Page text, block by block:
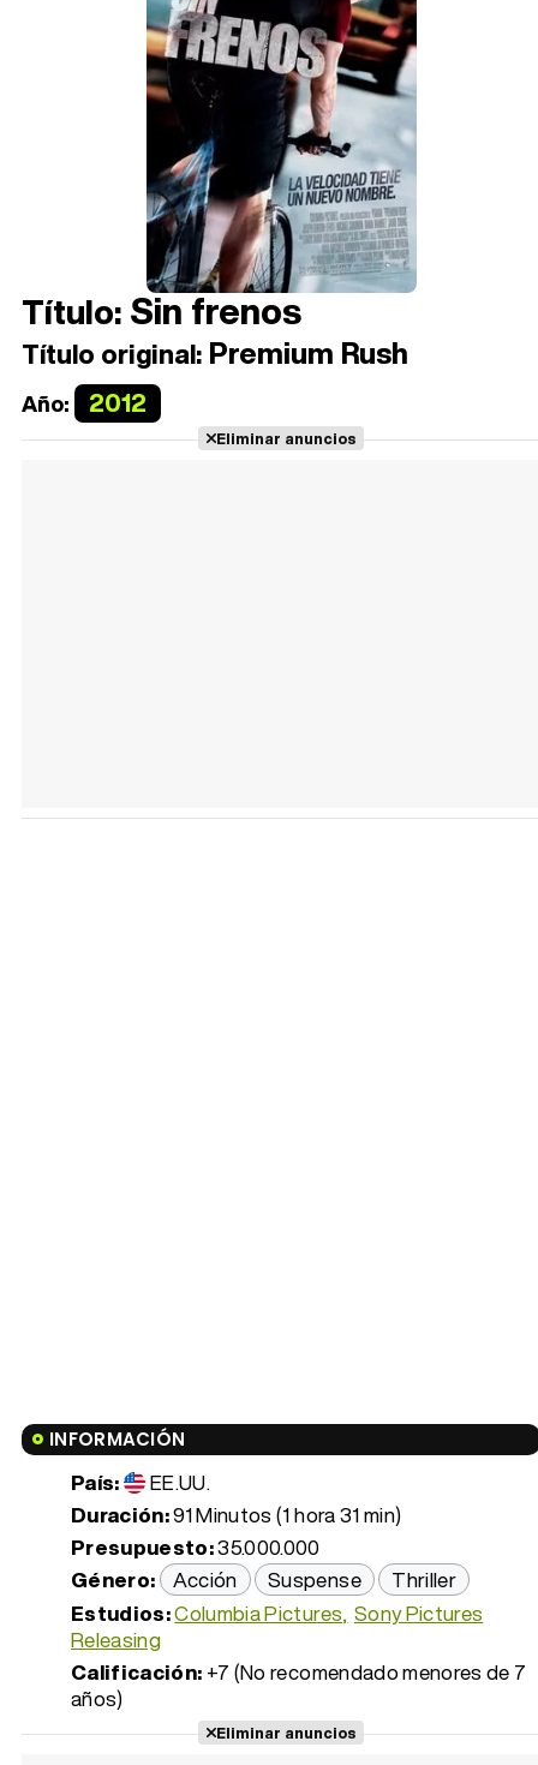
Título:Sin frenos
Título original: Premium Rush
Año: 2012
Eliminar anuncios
INFORMACIÓN
País:
EE.UU.
Duración:91 Minutos (1 hora 31 min)
Presupuesto:35.000.000
Género: Acción Suspense
Thriller
Estudios:Columbia Pictures Sony Pictures
Releasing
Calificación: +7 (No recomendado menores de 7
años)
Eliminar anuncios